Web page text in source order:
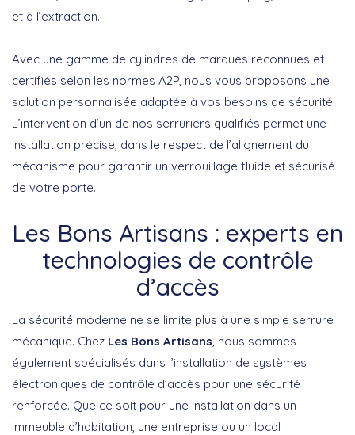
et à l’extraction.
Avec une gamme de cylindres de marques reconnues et
certifiés selon les normes A2P, nous vous proposons une
solution personnalisée adaptée à vos besoins de sécurité.
L’intervention d’un de nos serruriers qualifiés permet une
installation précise, dans le respect de l’alignement du
mécanisme pour garantir un verrouillage fluide et sécurisé
de votre porte.
Les Bons Artisans : experts en
technologies de contrôle
d’accès
La sécurité moderne ne se limite plus à une simple serrure
mécanique. Chez Les Bons Artisans , nous sommes
également spécialisés dans l’installation de systèmes
électroniques de contrôle d’accès pour une sécurité
renforcée. Que ce soit pour une installation dans un
immeuble d’habitation, une entreprise ou un local